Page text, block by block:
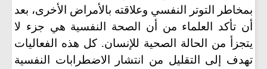
بمخاطر التوتر النفسي وعلاقته بالأمراض الأخرى، بعد
أن تأكد العلماء من أن الصحة النفسية هي جزء لا
يتجزأ من الحالة الصحية للإنسان. كل هذه الفعاليات
تهدف إلى التقليل من انتشار الاضطرابات النفسية